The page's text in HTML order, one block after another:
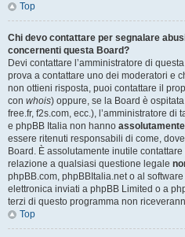
Top
Chi devo contattare per segnalare
concernenti questa Board?
Devi contattare l’amministratore di
prova a contattare uno dei moderatori e
non ottieni risposta, puoi contattare il
con whois) oppure, se la Board è
free.fr, f2s.com, ecc.), l’amministratore di
e phpBB Italia non hanno
essere ritenuti responsabili di come,
Board. È assolutamente inutile
relazione a qualsiasi questione legale
phpBB.com, phpBBItalia.net o al
elettronica inviati a phpBB Limited o a
terzi di questo programma non
Top